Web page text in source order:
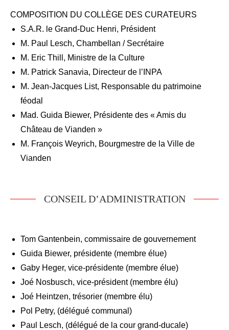
COMPOSITION DU COLLÈGE DES CURATEURS
S.A.R. le Grand-Duc Henri, Président
M. Paul Lesch, Chambellan / Secrétaire
M. Eric Thill, Ministre de la Culture
M. Patrick Sanavia, Directeur de l’INPA
M. Jean-Jacques List, Responsable du patrimoine
féodal
Mad. Guida Biewer, Présidente des « Amis du
Château de Vianden »
M. François Weyrich, Bourgmestre de la Ville de
Vianden
CONSEIL D’ADMINISTRATION
Tom Gantenbein, commissaire de gouvernement
Guida Biewer, présidente (membre élue)
Gaby Heger, vice-présidente (membre élue)
Joé Nosbusch, vice-président (membre élu)
Joé Heintzen, trésorier (membre élu)
Pol Petry, (délégué communal)
Paul Lesch, (délégué de la cour grand-ducale)